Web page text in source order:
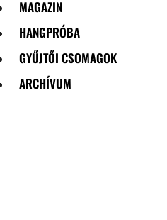
MAGAZIN
HANGPRÓBA
GYŰJTŐI CSOMAGOK
ARCHÍVUM